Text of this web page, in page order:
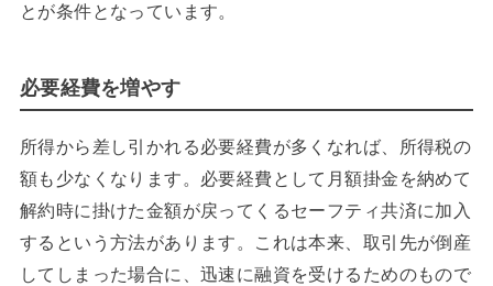
とが条件となっています。
必要経費を増やす
所得から差し引かれる必要経費が多くなれば、所得税の
額も少なくなります。必要経費として月額掛金を納めて
解約時に掛けた金額が戻ってくるセーフティ共済に加入
するという方法があります。これは本来、取引先が倒産
してしまった場合に、迅速に融資を受けるためのもので